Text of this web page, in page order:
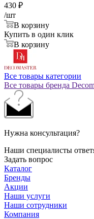
430 ₽
/шт
В корзину
Купить в один клик
В корзину
Все товары категории
Все товары бренда
Нужна консультация?
Наши специалисты
Задать вопрос
Каталог
Бренды
Акции
Наши услуги
Наши сотрудники
Компания